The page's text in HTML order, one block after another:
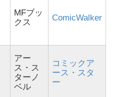
MFブッ
クス
ComicWalker
アー
ス・ス
ターノ
ベル
コミックア
ース・スタ
ー